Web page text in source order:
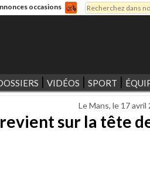
occasions
Formulaire
Rechercher
VIDÉOS SPORT
Le Mans, le 17 avril
sur la tête